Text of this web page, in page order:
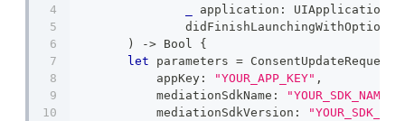
application : UIApplication
didFinishLaunchingWithOptions
)
-> Bool
{
let parameters =
            appKey
: "YOUR_APP_KEY" ,
            mediationSdkName
: "YOUR_SDK_NAME"
            mediationSdkVersion
: